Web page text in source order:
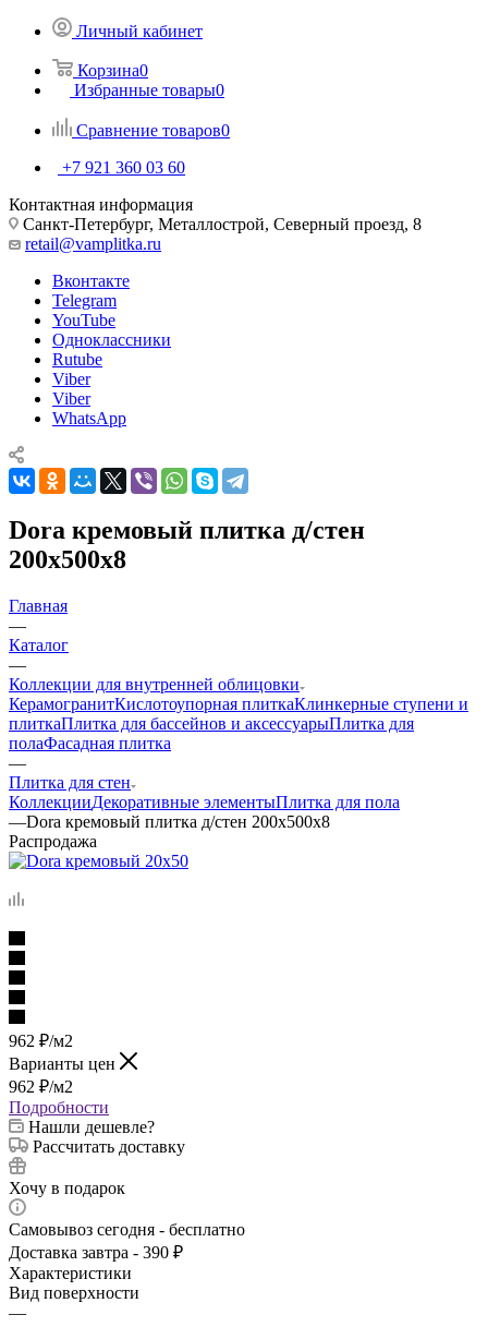
Личный кабинет
Корзина0
Избранные товары0
Сравнение товаров0
+7 921 360 03 60
Контактная информация
Санкт-Петербург, Металлострой, Северный проезд, 8
retail@vamplitka.ru
Вконтакте
Telegram
YouTube
Одноклассники
Rutube
Viber
Viber
WhatsApp
Dora кремовый плитка д/стен
200x500x8
Главная
—
Каталог
—
Коллекции для внутренней облицовки
КерамогранитКислотоупорная плиткаКлинкерные ступени и
плиткаПлитка для бассейнов и аксессуарыПлитка для
полаФасадная плитка
—
Плитка для стен
КоллекцииДекоративные элементыПлитка для пола
—Dora кремовый плитка д/стен 200x500x8
Распродажа
962 ₽/м2
Варианты цен
962 ₽/м2
Подробности
Нашли дешевле?
Рассчитать доставку
Хочу в подарок
Самовывоз сегодня - бесплатно
Доставка завтра - 390 ₽
Характеристики
Вид поверхности
—